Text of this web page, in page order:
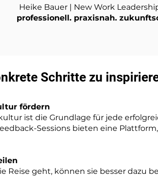
Heike Bauer | New Work
professionell. praxisnah.
Schritte zu
fördern
ist die Grundlage für jede
Sessions bieten eine
Reise geht, können sie besser dazu